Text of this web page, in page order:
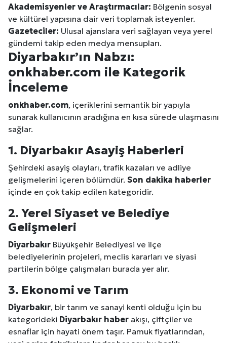
Akademisyenler ve Araştırmacılar: Bölgenin sosyal
ve kültürel yapısına dair veri toplamak isteyenler.
Gazeteciler: Ulusal ajanslara veri sağlayan veya yerel
gündemi takip eden medya mensupları.
Diyarbakır’ın Nabzı:
onkhaber.com ile Kategorik
İnceleme
onkhaber.com, içeriklerini semantik bir yapıyla
sunarak kullanıcının aradığına en kısa sürede ulaşmasını
sağlar.
1. DiyarbakırAsayiş Haberleri
Şehirdeki asayiş olayları, trafik kazaları ve adliye
gelişmelerini içeren bölümdür. Son dakika haberler
içinde en çok takip edilen kategoridir.
2. Yerel Siyaset ve Belediye
Gelişmeleri
Diyarbakır Büyükşehir Belediyesi ve ilçe
belediyelerinin projeleri, meclis kararları ve siyasi
partilerin bölge çalışmaları burada yer alır.
3. Ekonomi ve Tarım
Diyarbakır, bir tarım ve sanayi kenti olduğu için bu
kategorideki Diyarbakır haber akışı, çiftçiler ve
esnaflar için hayati önem taşır. Pamuk fiyatlarından,